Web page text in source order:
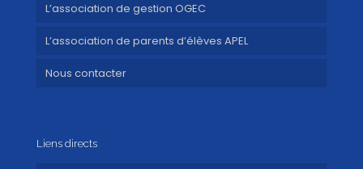
L’association de gestion OGEC
L’association de parents d’élèves APEL
Nous contacter
Liens directs